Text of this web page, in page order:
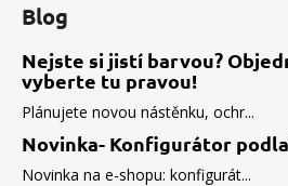
Blog
Nejste si jistí barvou?
vyberte tu pravou!
Plánujete novou nástěnku, ochr...
Novinka- Konfigurátor
Novinka na e-shopu: konfigurát...